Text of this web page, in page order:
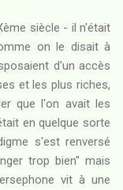
siècle - il n'était
on le disait à
d'un accès
et les plus riches,
que l'on avait les
en quelque sorte
s'est renversé
trop bien" mais
vit à une